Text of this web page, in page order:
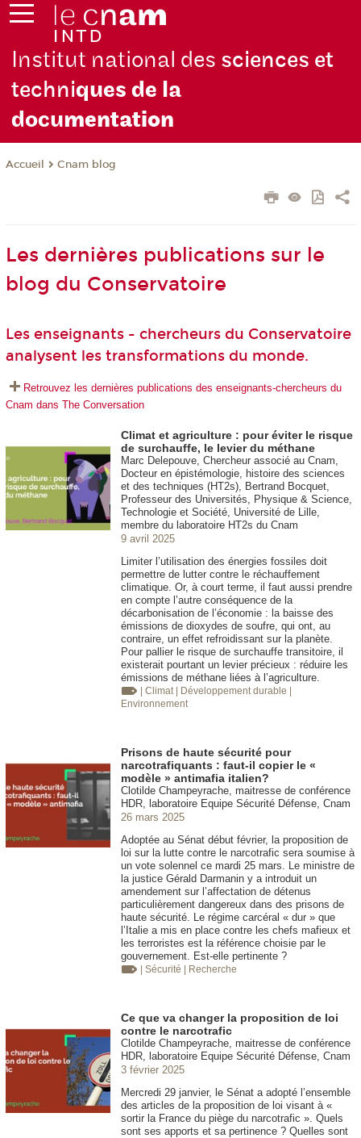
Institut national des sciences et
techniques de la
documentation
Accueil Cnam blog
Les dernières publications sur le
blog du Conservatoire
Les enseignants - chercheurs du Conservatoire
analysent les transformations du monde.
Retrouvez les dernières publications des enseignants-chercheurs du
Cnam dans The Conversation
Climat et agriculture : pour éviter le risque
de surchauffe, le levier du méthane
Marc Delepouve, Chercheur associé au Cnam,
Docteur en épistémologie, histoire des sciences
et des techniques (HT2s), Bertrand Bocquet,
Professeur des Universités, Physique & Science,
Technologie et Société, Université de Lille,
membre du laboratoire HT2s du Cnam
9 avril 2025
Limiter l’utilisation des énergies fossiles doit
permettre de lutter contre le réchauffement
climatique. Or, à court terme, il faut aussi prendre
en compte l’autre conséquence de la
décarbonisation de l’économie : la baisse des
émissions de dioxydes de soufre, qui ont, au
contraire, un effet refroidissant sur la planète.
Pour pallier le risque de surchauffe transitoire, il
existerait pourtant un levier précieux : réduire les
émissions de méthane liées à l’agriculture.
| Climat | Développement durable
Environnement
Prisons de haute sécurité pour
narcotrafiquants : faut-il copier le «
modèle » antimafia italien?
Clotilde Champeyrache, maitresse de conférence
HDR, laboratoire Equipe Sécurité Défense, Cnam
26 mars 2025
Adoptée au Sénat début février, la proposition de
loi sur la lutte contre le narcotrafic sera soumise à
un vote solennel ce mardi 25 mars. Le ministre de
la justice Gérald Darmanin y a introduit un
amendement sur l’affectation de détenus
particulièrement dangereux dans des prisons de
haute sécurité. Le régime carcéral « dur » que
l’Italie a mis en place contre les chefs mafieux et
les terroristes est la référence choisie par le
gouvernement. Est-elle pertinente ?
| Sécurité | Recherche
Ce que va changer la proposition de loi
contre le narcotrafic
Clotilde Champeyrache, maitresse de conférence
HDR, laboratoire Equipe Sécurité Défense, Cnam
3 février 2025
Mercredi 29 janvier, le Sénat a adopté l’ensemble
des articles de la proposition de loi visant à «
sortir la France du piège du narcotrafic ». Quels
sont ses apports et sa pertinence ? Quelles sont